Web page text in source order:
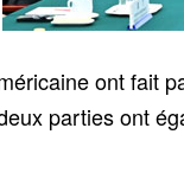
ont fait
parties ont